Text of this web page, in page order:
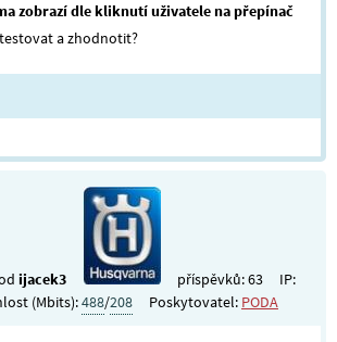
zobrazí dle kliknutí uživatele na přepínač
a zhodnotit?
ijacek3 příspěvků: 63
IP:
(Mbits):488/208 Poskytovatel: PODA